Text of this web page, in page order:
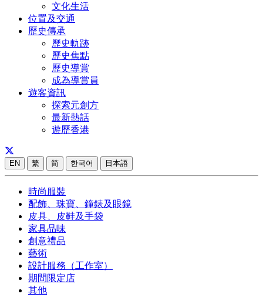
文化生活
位置及交通
歷史傳承
歷史軌跡
歷史焦點
歷史導賞
成為導賞員
遊客資訊
探索元創方
最新熱話
遊歷香港
EN 繁 简 한국어 日本語
時尚服裝
配飾、珠寶、鐘錶及眼鏡
皮具、皮鞋及手袋
家具品味
創意禮品
藝術
設計服務（工作室）
期間限定店
其他